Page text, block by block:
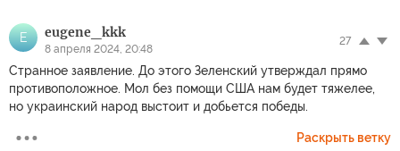
E eugene_kkk
8 апреля 2024, 20:48
27
Странное заявление. До этого Зеленский утверждал прямо
противоположное. Мол без помощи США нам будет тяжелее,
но украинский народ выстоит и добьется победы.
Раскрыть ветку